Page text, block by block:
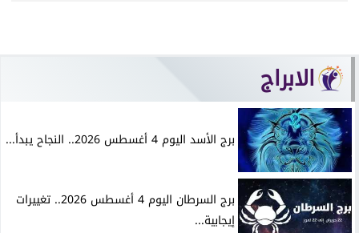
الابراج
برج الأسد اليوم 4 أغسطس 2026.. النجاح يبدأ...
برج السرطان اليوم 4 أغسطس 2026.. تغييرات
إيجابية...